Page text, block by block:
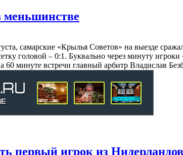
меньшинстве
самарские «Крылья Советов» на выезде
головой – 0:1. Буквально через минуту
минуте встречи главный арбитр Владислав
первый игрок из Нидерландов